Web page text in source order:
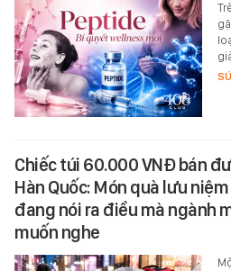
Chiếc túi 60.000 VNĐ bán
Hàn Quốc: Món quà lưu
đang nói ra điều mà ngành
muốn nghe